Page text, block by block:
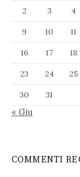
2
3 4
9
10 11
16
17 18
23
24 25
30
31
« Giu
COMMENTI